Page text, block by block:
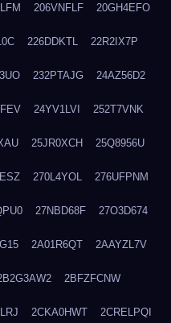
206VNFLF 20GH4EFO
226DDKTL 22R2IX7P
232PTAJG 24AZ56D2
24YV1LVI 252T7VNK
25JR0XCH 25Q8956U
270L4YOL 276UFPNM
27NBD68F 27O3D674
2A01R6QT 2AAYZL7V
2BFZFCNW
2CKA0HWT 2CRELPQI